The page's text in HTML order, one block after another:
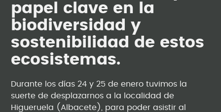
papel clave en la
biodiversidad y
sostenibilidad de estos
ecosistemas.
Durante los días 24 y 25 de enero tuvimos la
suerte de desplazarnos a la localidad de
Higueruela (Albacete), para poder asistir al